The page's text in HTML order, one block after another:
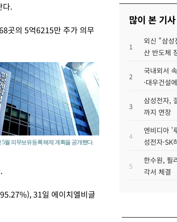
다.
곳의 5억6215만 주가 의무
월 의무보유등록 해제 계획을 공개했다.
31일 에이치엘비글
많이 본 기사
1
외신 "삼성
산 반도체
2
국내외서
·대우건설
3
삼성전자,
까지 연장
4
엔비디아 '
성전자
5
한수원, 필
각서 체결